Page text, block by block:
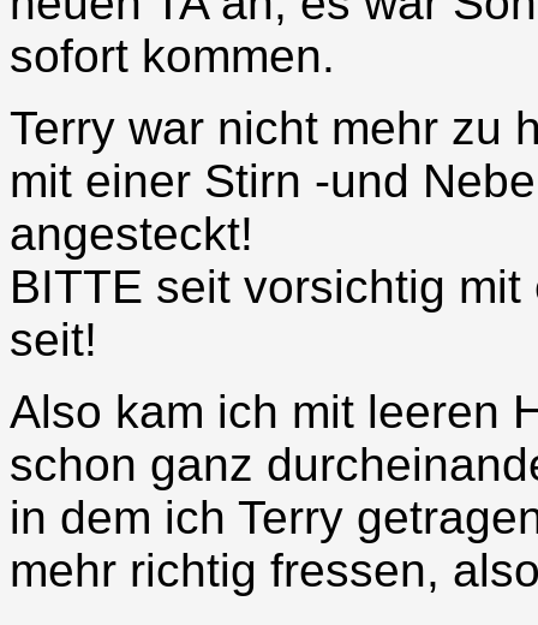
sofort kommen.
Terry war nicht mehr zu
mit einer Stirn -und
angesteckt!
BITTE seit vorsichtig
seit!
Also kam ich mit leeren
schon ganz
in dem ich Terry
mehr richtig fressen,